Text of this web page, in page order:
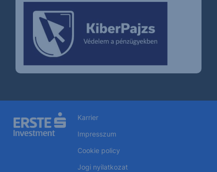
Karrier
Impresszum
Cookie policy
Jogi nyilatkozat